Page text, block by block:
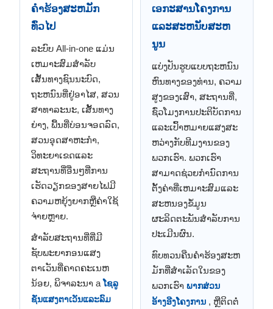
ຄໍາຮ້ອງສະຫມັກ
ທົ່ວໄປ
ລະບົບ All-in-one ແມ່ນ
ເຫມາະສົມສໍາລັບ
ເສັ້ນທາງຊົນນະບົດ,
ຖະຫນົນທີ່ຢູ່ອາໄສ, ສວນ
ສາທາລະນະ, ເສັ້ນທາງ
ຍ່າງ, ພື້ນທີ່ບ່ອນຈອດລົດ,
ສວນອຸດສາຫະກໍາ,
ວິທະຍາເຂດແລະ
ສະຖານທີ່ອື່ນໆທີ່ການ
ເຮັດວຽກຂອງສາຍໄຟມີ
ຄວາມຫຍຸ້ງຍາກຫຼືຄ່າໃຊ້
ຈ່າຍຫຼາຍ.
ສໍາລັບສະຖານທີ່ທີ່ມີ
ຊັບພະຍາກອນແສງ
ຕາເວັນທີ່ຄາດຄະເນຫ
ນ້ອຍ, ພິຈາລະນາ aໂຊລູ
ຊັ່ນແສງຕາເວັນແລະລົມ
ເອກະສານໂຄງການ
ແລະສະຫນັບສະຫ
ນູນ
ແບ່ງ​ປັນ​ຮູບ​ແບບ​ຖະ​ຫນົນ​
ຫົນ​ທາງ​ຂອງ​ທ່ານ​, ຄວາມ​
ສູງ​ຂອງ​ເສົາ​, ສະ​ຖານ​ທີ່​,
ຊົ່ວ​ໂມງ​ການ​ປະ​ຕິ​ບັດ​ການ​
ແລະ​ເປົ້າ​ຫມາຍ​ແສງ​ສະ​
ຫວ່າງ​ກັບ​ທີມ​ງານ​ຂອງ​
ພວກ​ເຮົາ​. ພວກເຮົາ
ສາມາດຊ່ວຍກໍານົດການ
ຕັ້ງຄ່າທີ່ເຫມາະສົມແລະ
ສະຫນອງຂໍ້ມູນ
ຜະລິດຕະພັນສໍາລັບການ
ປະເມີນຜົນ.
ທົບທວນຄືນຄໍາຮ້ອງສະຫ
ມັກທີ່ສໍາເລັດໃນຂອງ
ພວກເຮົາ ພາກສ່ວນ
ອ້າງອີງໂຄງການ , ຫຼືຕິດຕໍ່